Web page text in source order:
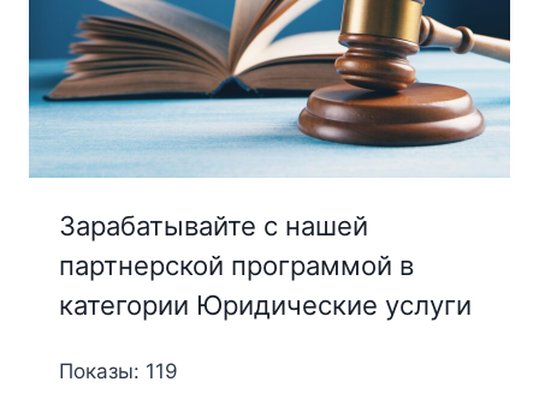
Зарабатывайте с нашей
партнерской программой в
категории Юридические услуги
Показы: 119